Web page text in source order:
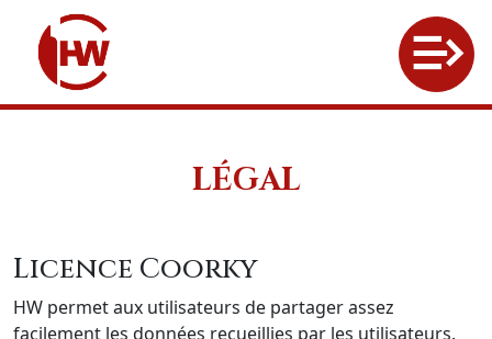
LÉGAL
Licence Coorky
HW permet aux utilisateurs de partager assez
facilement les données recueillies par les utilisateurs.